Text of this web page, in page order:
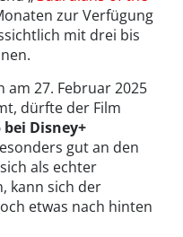
zur Verfügung
mit drei bis
am 27. Februar 2025
dürfte der Film
Disney+
gut an den
als echter
kann sich der
etwas nach hinten